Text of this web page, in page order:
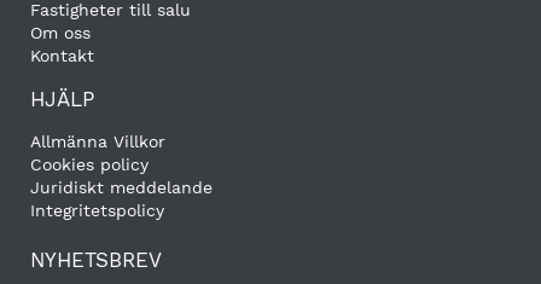
Fastigheter till salu
Om oss
Kontakt
HJÄLP
Allmänna Villkor
Cookies policy
Juridiskt meddelande
Integritetspolicy
NYHETSBREV